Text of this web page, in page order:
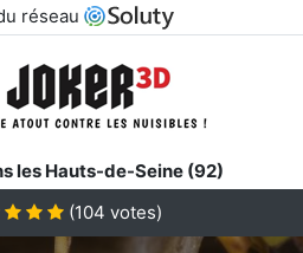
réseau
les Hauts-de-Seine (92)
(104 votes)